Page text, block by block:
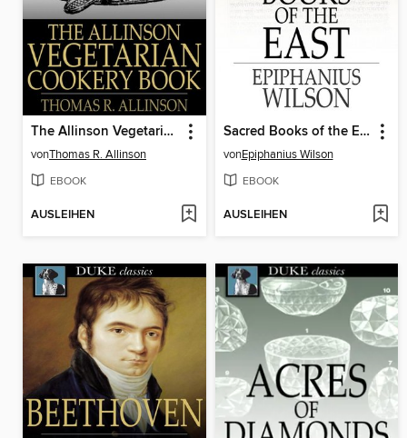
The Allinson Vegetarian Cookery Book
vonThomas R. Allinson
EBOOK
AUSLEIHEN
Sacred Books of the East
vonEpiphanius Wilson
EBOOK
AUSLEIHEN